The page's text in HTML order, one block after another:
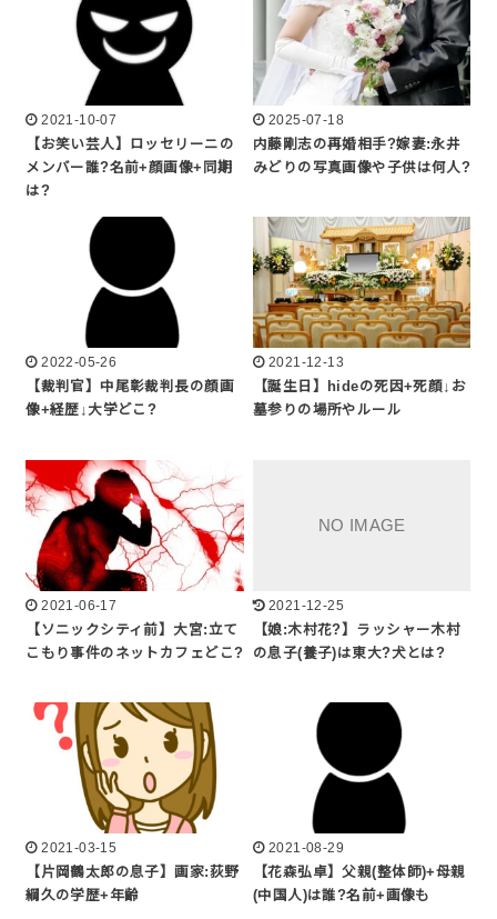
2021-10-07
【お笑い芸人】ロッセリーニの
メンバー誰?名前+顔画像+同期
は?
2025-07-18
内藤剛志の再婚相手?嫁妻:永井
みどりの写真画像や子供は何人?
2022-05-26
【裁判官】中尾彰裁判長の顔画
像+経歴↓大学どこ?
2021-12-13
【誕生日】hideの死因+死顔↓お
墓参りの場所やルール
2021-06-17
【ソニックシティ前】大宮:立て
こもり事件のネットカフェどこ?
2021-12-25
【娘:木村花?】ラッシャー木村
の息子(養子)は東大?犬とは?
2021-03-15
【片岡鶴太郎の息子】画家:荻野
綱久の学歴+年齢
2021-08-29
【花森弘卓】父親(整体師)+母親
(中国人)は誰?名前+画像も